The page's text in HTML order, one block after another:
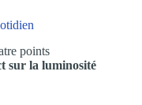
points
sur la luminosité